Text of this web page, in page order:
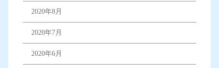
2020年8月
2020年7月
2020年6月